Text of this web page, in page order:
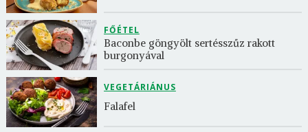
FŐÉTEL
Baconbe göngyölt sertésszűz rakott
burgonyával
VEGETÁRIÁNUS
Falafel